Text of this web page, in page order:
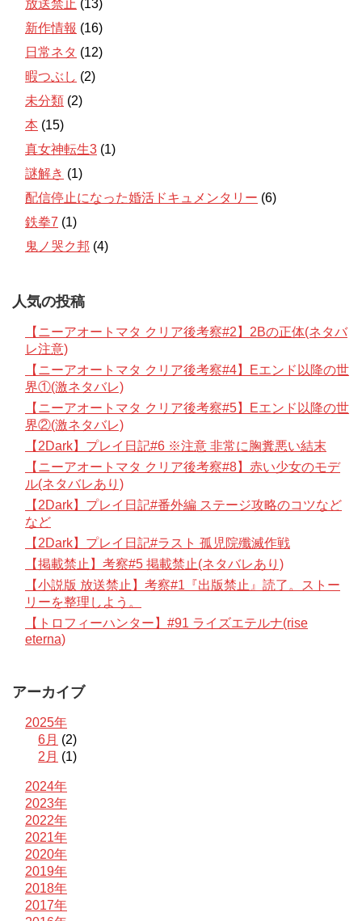
放送禁止 (13)
新作情報 (16)
日常ネタ (12)
暇つぶし (2)
未分類 (2)
本 (15)
真女神転生3 (1)
謎解き (1)
配信停止になった婚活ドキュメンタリー (6)
鉄拳7 (1)
鬼ノ哭ク邦 (4)
人気の投稿
【ニーアオートマタ クリア後考察#2】2Bの正体(ネタバ
レ注意)
【ニーアオートマタ クリア後考察#4】Eエンド以降の世
界①(激ネタバレ)
【ニーアオートマタ クリア後考察#5】Eエンド以降の世
界②(激ネタバレ)
【2Dark】プレイ日記#6 ※注意 非常に胸糞悪い結末
【ニーアオートマタ クリア後考察#8】赤い少女のモデ
ル(ネタバレあり)
【2Dark】プレイ日記#番外編 ステージ攻略のコツなど
など
【2Dark】プレイ日記#ラスト 孤児院殲滅作戦
【掲載禁止】考察#5 掲載禁止(ネタバレあり)
【小説版 放送禁止】考察#1『出版禁止』読了。ストー
リーを整理しよう。
【トロフィーハンター】#91 ライズエテルナ(rise
eterna)
アーカイブ
2025年
6月 (2)
2月 (1)
2024年
2023年
2022年
2021年
2020年
2019年
2018年
2017年